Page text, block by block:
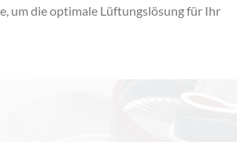
um die optimale Lüftungslösung für Ihr